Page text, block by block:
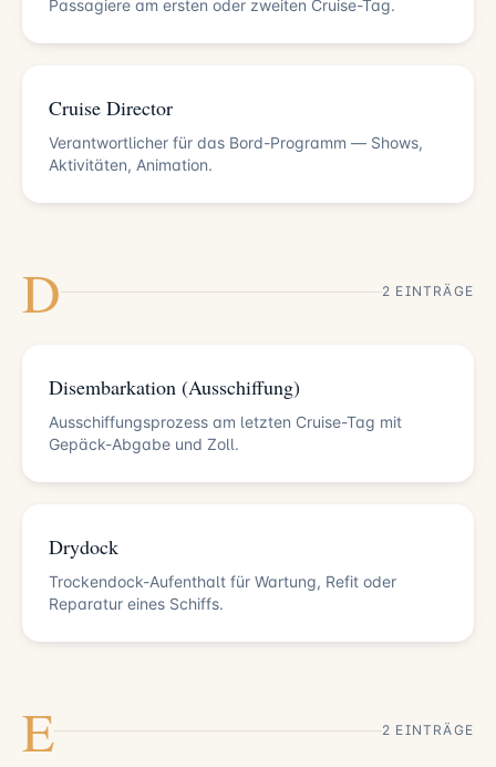
Passagiere am ersten oder zweiten Cruise-Tag.
Cruise Director
Verantwortlicher für das Bord-Programm — Shows,
Aktivitäten, Animation.
D 2 EINTRÄGE
Disembarkation (Ausschiffung)
Ausschiffungsprozess am letzten Cruise-Tag mit
Gepäck-Abgabe und Zoll.
Drydock
Trockendock-Aufenthalt für Wartung, Refit oder
Reparatur eines Schiffs.
E 2 EINTRÄGE